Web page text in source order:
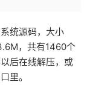
统源码，大小
，共有1460个
后在线解压，或
里。